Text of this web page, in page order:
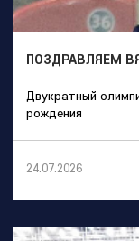
ПОЗДРАВЛЯЕМ
Двукратный
рождения
24.07.2026